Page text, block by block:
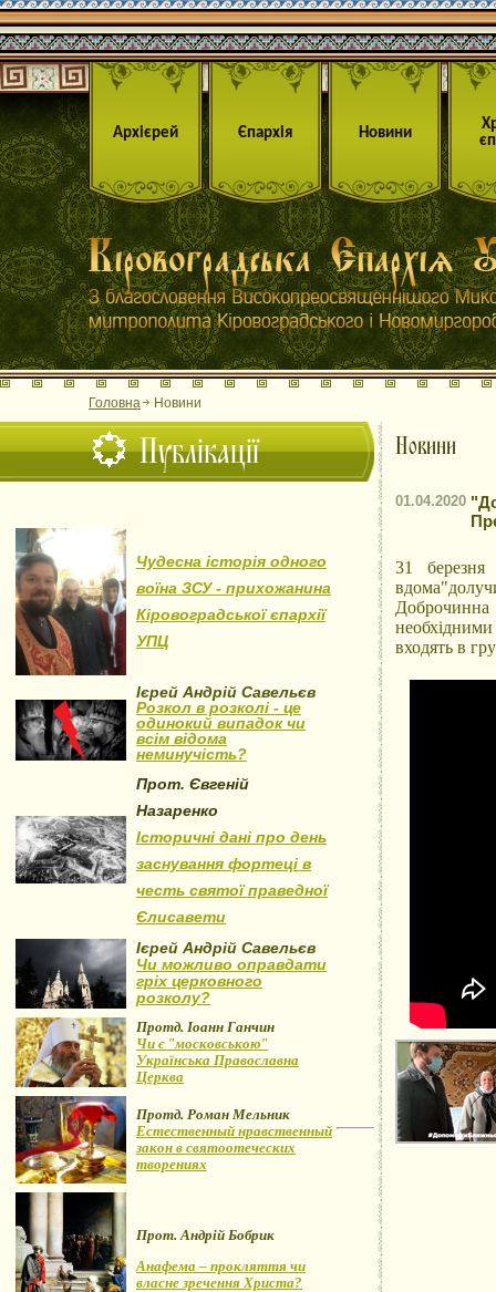
Архієрей Єпархія Новини
Головна Новини
Публікації
Чудесна історія одного
воїна ЗСУ - прихожанина
Кіровоградської єпархії
УПЦ
Ієрей Андрій Савельєв
Розкол в розколі - це
одинокий випадок чи
всім відома
неминучість?
Прот. Євгеній
Назаренко
Історичні дані про день
заснування фортеці в
честь святої праведної
Єлисавети
Ієрей Андрій Савельєв
Чи можливо оправдати
гріх церковного
розколу?
Протд. Іоанн Ганчин
Чи є "московською"
Українська Православна
Церква
Протд. Роман Мельник
Естественный нравственный
закон в святоотеческих
творениях
Прот. Андрій Бобрик
Анафема – прокляття чи
власне зречення Христа?
Новини
01.04.2020
31 березня
входять в